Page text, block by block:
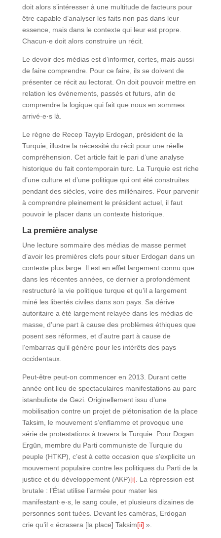
doit alors s’intéresser à une multitude de facteurs pour
être capable d’analyser les faits non pas dans leur
essence, mais dans le contexte qui leur est propre.
Chacun·e doit alors construire un récit.
Le devoir des médias est d’informer, certes, mais aussi
de faire comprendre. Pour ce faire, ils se doivent de
présenter ce récit au lectorat. On doit pouvoir mettre en
relation les événements, passés et futurs, afin de
comprendre la logique qui fait que nous en sommes
arrivé·e·s là.
Le règne de Recep Tayyip Erdogan, président de la
Turquie, illustre la nécessité du récit pour une réelle
compréhension. Cet article fait le pari d’une analyse
historique du fait contemporain turc. La Turquie est riche
d’une culture et d’une politique qui ont été construites
pendant des siècles, voire des millénaires. Pour parvenir
à comprendre pleinement le président actuel, il faut
pouvoir le placer dans un contexte historique.
La première analyse
Une lecture sommaire des médias de masse permet
d’avoir les premières clefs pour situer Erdogan dans un
contexte plus large. Il est en effet largement connu que
dans les récentes années, ce dernier a profondément
restructuré la vie politique turque et qu’il a largement
miné les libertés civiles dans son pays. Sa dérive
autoritaire a été largement relayée dans les médias de
masse, d’une part à cause des problèmes éthiques que
posent ses réformes, et d’autre part à cause de
l’embarras qu’il génère pour les intérêts des pays
occidentaux.
Peut-être peut-on commencer en 2013. Durant cette
année ont lieu de spectaculaires manifestations au parc
istanbuliote de Gezi. Originellement issu d’une
mobilisation contre un projet de piétonisation de la place
Taksim, le mouvement s’enflamme et provoque une
série de protestations à travers la Turquie. Pour Dogan
Ergün, membre du Parti communiste de Turquie du
peuple (HTKP), c’est à cette occasion que s’explicite un
mouvement populaire contre les politiques du Parti de la
justice et du développement (AKP)[i] . La répression est
brutale : l’État utilise l’armée pour mater les
manifestant·e·s, le sang coule, et plusieurs dizaines de
personnes sont tuées. Devant les caméras, Erdogan
crie qu’il « écrasera [la place] Taksim[ii] ».